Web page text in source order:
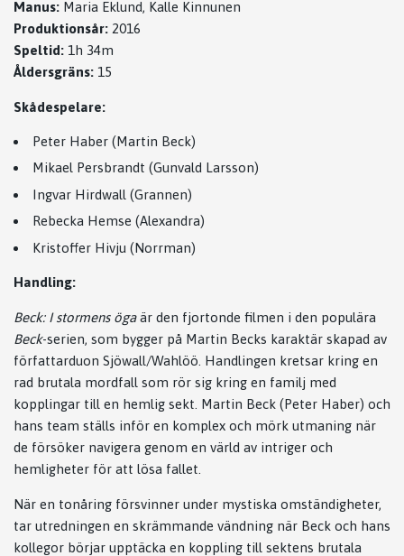
Manus: Maria Eklund, Kalle Kinnunen
Produktionsår: 2016
Speltid: 1h 34m
Åldersgräns: 15
Skådespelare:
Peter Haber (Martin Beck)
Mikael Persbrandt (Gunvald Larsson)
Ingvar Hirdwall (Grannen)
Rebecka Hemse (Alexandra)
Kristoffer Hivju (Norrman)
Handling:
Beck: I stormens ögaär den fjortonde filmen i den populära
Beck-serien, som bygger på Martin Becks karaktär skapad av
författarduon Sjöwall/Wahlöö. Handlingen kretsar kring en
rad brutala mordfall som rör sig kring en familj med
kopplingar till en hemlig sekt. Martin Beck (Peter Haber) och
hans team ställs inför en komplex och mörk utmaning när
de försöker navigera genom en värld av intriger och
hemligheter för att lösa fallet.
När en tonåring försvinner under mystiska omständigheter,
tar utredningen en skrämmande vändning när Beck och hans
kollegor börjar upptäcka en koppling till sektens brutala